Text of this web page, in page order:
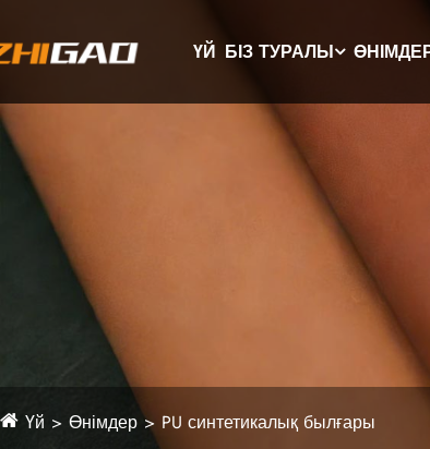
ҮЙ БІЗ ТУРАЛЫ
Үй Өнімдер PU синтетикалық былғары